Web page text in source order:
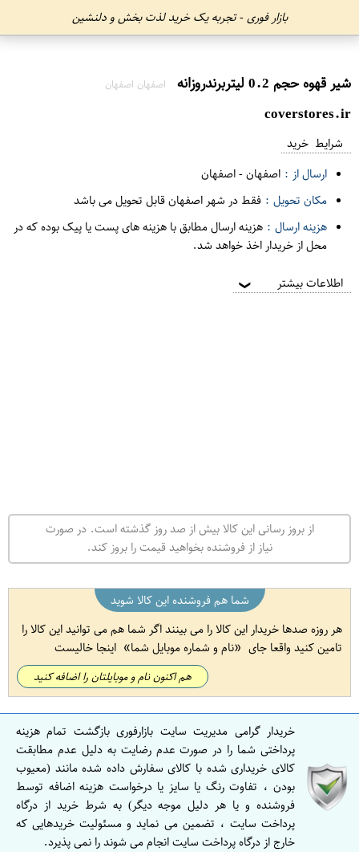
بازار فوری - تجربه یک خرید لذت بخش و دلنشین
شیر قهوه حجم 0.2 لیتربرندروزانه اصفهان اصفهان
coverstores.ir
شرایط خرید
ارسال از : اصفهان-اصفهان
مکان تحویل : فقط در شهر اصفهان قابل تحویل می باشد
هزینه ارسال : هزینه ارسال مطابق با هزینه های پست یا پیک بوده که در
محل از خریدار اخذ خواهد شد.
اطلاعات بیشتر ❯
از بروز رسانی این کالا بیش از صد روز گذشته است. در صورت
نیاز از فروشنده بخواهید قیمت را بروز کند.
شما هم فروشنده این کالا شوید
هر روزه صدها خریدار این کالا را می بینند اگر شما هم می توانید این کالا را
تامین کنید واقعا جای
نام و شماره موبایل شما اینجا خالیست
هم اکنون نام و موبایلتان را اضافه کنید
خریدار گرامی مدیریت سایت بازارفوری بازگشت تمام هزینه
پرداختی شما را در صورت عدم رضایت به دلیل عدم مطابقت
کالای خریداری شده با کالای سفارش داده شده مانند (معیوب
بودن ، تفاوت رنگ یا سایز یا درخواست هزینه اضافه توسط
فروشنده و یا هر دلیل موجه دیگر) به شرط خرید از درگاه
پرداخت سایت ، تضمین می نماید و مسئولیت خریدهایی که
خارج از درگاه پرداخت سایت انجام می شوند را نمی پذیرد.